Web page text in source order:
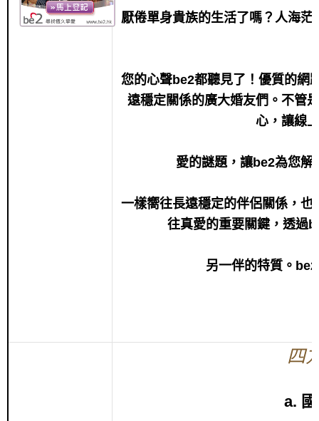
厭倦單身貴族的生活了嗎？人海
您的心聲be2都聽見了！優質的網
遠穩定關係的廣大婚友們。不管
心，讓線
愛的謎題，讓be2為您解
一樣嚮往長遠穩定的伴侶關係，
往真愛的重要關鍵，透過
另一伴的特質。
四
a.